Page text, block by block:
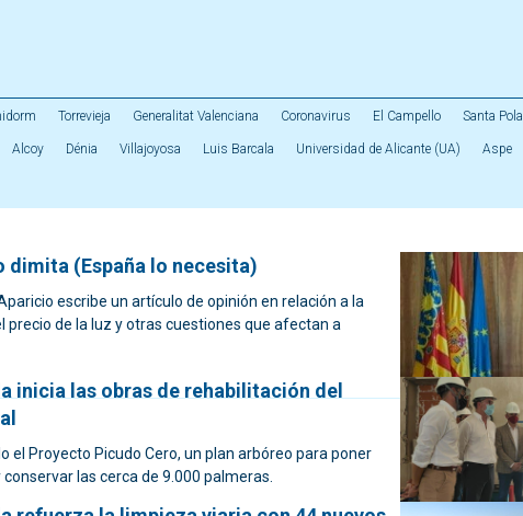
Torrevieja Generalitat Valenciana Coronavirus El Campello Santa Pola
Alcoy Dénia Villajoyosa Luis Barcala Universidad de Alicante (UA) Aspe
dimita (España lo necesita)
escribe un artículo de opinión en relación a la
precio de la luz y otras cuestiones que afectan a
inicia las obras de rehabilitación del
el Proyecto Picudo Cero, un plan arbóreo para poner
conservar las cerca de 9.000 palmeras.